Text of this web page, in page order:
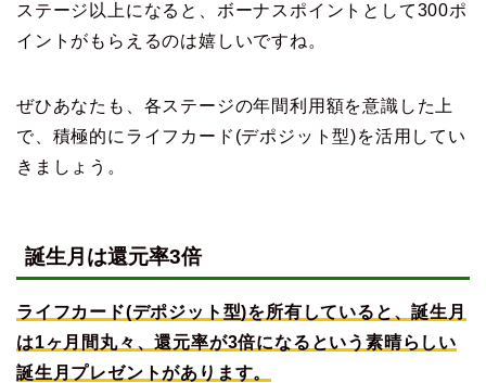
ステージ以上になると、ボーナスポイントとして300ポ
イントがもらえるのは嬉しいですね。
ぜひあなたも、各ステージの年間利用額を意識した上
で、積極的にライフカード(デポジット型)を活用してい
きましょう。
誕生月は還元率3倍
ライフカード(デポジット型)を所有していると、誕生月
は1ヶ月間丸々、還元率が3倍になるという素晴らしい
誕生月プレゼントがあります。